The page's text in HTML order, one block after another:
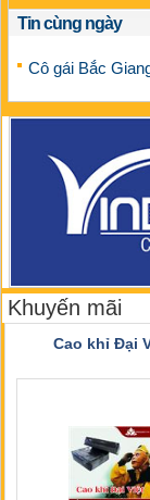
Tin cùng ngày
Cô gái Bắc
Khuyến mãi
Cao khỉ Đại